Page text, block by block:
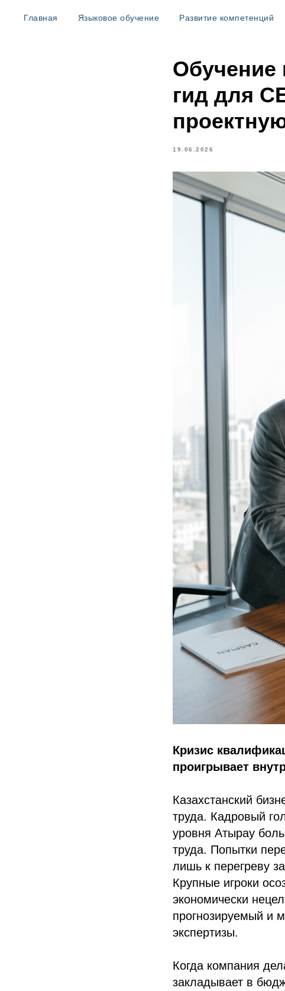
Главная Языковое обучение Развитие компетенций
Обучение
гид для
19.06.2026
Кризис
проигрывает
Казахстанский
труда. Кадровый
уровня Атырау
труда. Попытки
лишь к перегреву
Крупные игроки
экономически
прогнозируемый и
экспертизы.
Когда компания
закладывает в